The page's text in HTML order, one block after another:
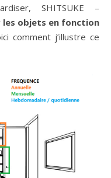
SHITSUKE –
les objets en fonction
comment j’illustre ce